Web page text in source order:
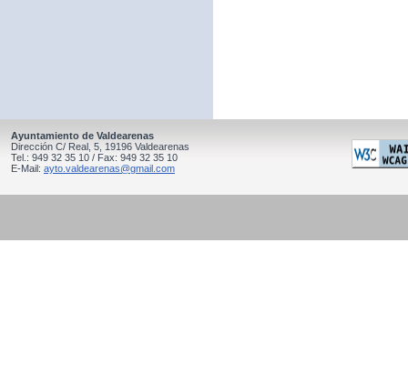
Ayuntamiento de Valdearenas
Dirección C/ Real, 5, 19196 Valdearenas
Tel.: 949 32 35 10 / Fax: 949 32 35 10
E-Mail: ayto.valdearenas@gmail.com